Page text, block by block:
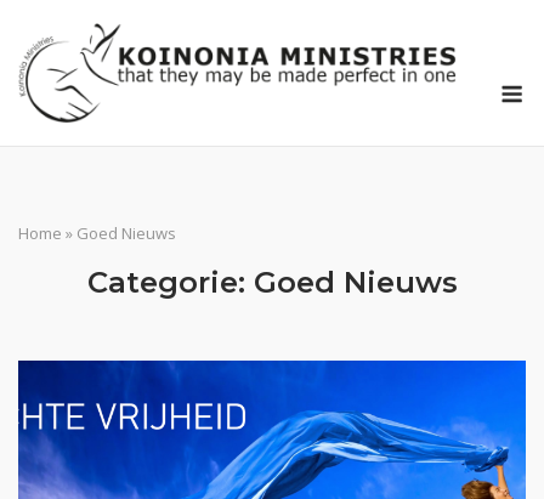
naar
de
inhoud
Home » Goed Nieuws
Categorie: Goed Nieuws